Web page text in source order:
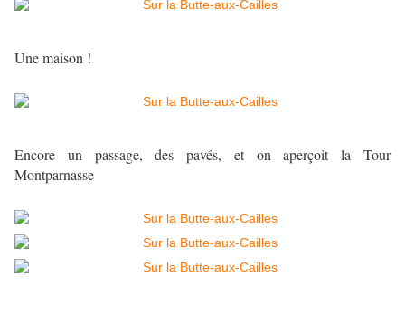
Une maison !
Encore un passage, des pavés, et on aperçoit la Tour
Montparnasse